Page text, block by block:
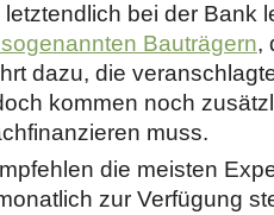
bei der Bank
Bauträgern,
dazu, die
kommen noch
muss.
die meisten
zur Verfügung